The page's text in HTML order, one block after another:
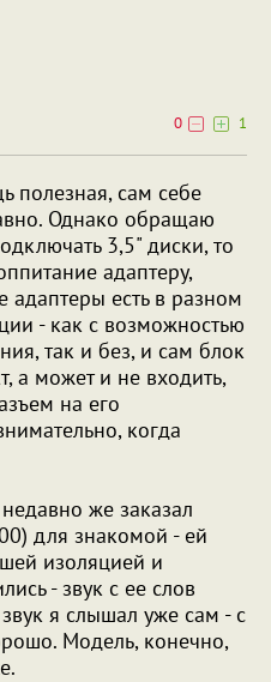
0
1
полезная, сам себе
Однако обращаю
3,5" диски, то
адаптеру,
адаптеры есть в разном
- как с возможностью
так и без, и сам блок
а может и не входить,
на его
когда
же заказал
для знакомой - ей
изоляцией и
- звук с ее слов
я слышал уже сам - с
Модель, конечно,